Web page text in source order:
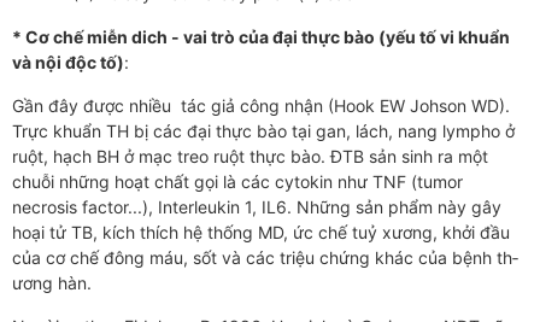
* Cơ chế miễn dich - vai trò của đại thực bào (yếu tố vi khuẩn
và nội độc tố):
Gần đây đ­­ược nhiều tác giả công nhận (Hook EW Johson WD).
Trực khuẩn TH bị các đại thực bào tại gan, lách, nang lympho ở
ruột, hạch BH ở mạc treo ruột thực bào. ĐTB sản sinh ra một
chuỗi những hoạt chất gọi là các cytokin như­ TNF (tumor
necrosis factor...), Interleukin 1, IL6. Những sản phẩm này gây
hoại tử TB, kích thích hệ thống MD, ức chế tuỷ x­­ương, khởi đầu
của cơ chế đông máu, sốt và các triệu chứng khác của bệnh th­
ương hàn.